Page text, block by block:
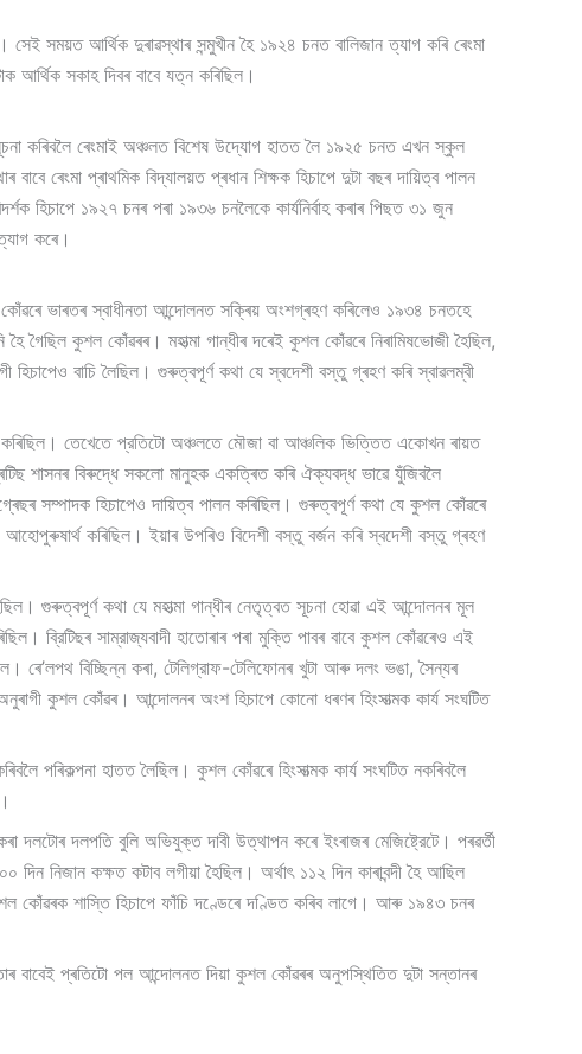
সময়ত আৰ্থিক দুৰাৱস্থাৰ সন্মুখীন হৈ ১৯২৪ চনত বালিজান ত্যাগ কৰি ৰেংমা
আৰ্থিক সকাহ দিবৰ বাবে যত্ন কৰিছিল।
কৰিবলৈ ৰেংমাই অঞ্চলত বিশেষ উদ্যোগ হাতত লৈ ১৯২৫ চনত এখন স্কুল
ৰেংমা প্ৰাথমিক বিদ্যালয়ত প্ৰধান শিক্ষক হিচাপে দুটা বছৰ দায়িত্ব পালন
হিচাপে ১৯২৭ চনৰ পৰা ১৯৩৬ চনলৈকে কাৰ্যনিৰ্বাহ কৰাৰ পিছত ৩১ জুন
কৰে।
ভাৰতৰ স্বাধীনতা আন্দোলনত সক্ৰিয় অংশগ্ৰহণ কৰিলেও ১৯৩৪ চনতহে
গৈছিল কুশল কোঁৱৰৰ। মহাত্মা গান্ধীৰ দৰেই কুশল কোঁৱৰে নিৰামিষভোজী হৈছিল,
বাচি লৈছিল। গুৰুত্বপূৰ্ণ কথা যে স্বদেশী বস্তু গ্ৰহণ কৰি স্বাৱলম্বী
কৰিছিল। তেখেতে প্রতিটো অঞ্চলতে মৌজা বা আঞ্চলিক ভিত্তিত একোখন ৰায়ত
শাসনৰ বিৰুদ্ধে সকলো মানুহক একত্ৰিত কৰি ঐক্যবদ্ধ ভাৱে যুঁজিবলৈ
সম্পাদক হিচাপেও দায়িত্ব পালন কৰিছিল। গুৰুত্বপূৰ্ণ কথা যে কুশল কোঁৱৰে
আহোপুৰুষাৰ্থ কৰিছিল। ইয়াৰ উপৰিও বিদেশী বস্তু বৰ্জন কৰি স্বদেশী বস্তু গ্ৰহণ
গুৰুত্বপূৰ্ণ কথা যে মহাত্মা গান্ধীৰ নেতৃত্বত সূচনা হোৱা এই আন্দোলনৰ মূল
ব্রিটিছৰ সাম্রাজ্যবাদী হাতোৰাৰ পৰা মুক্তি পাবৰ বাবে কুশল কোঁৱৰেও এই
ৰে’লপথ বিচ্ছিন্ন কৰা, টেলিগ্রাফ-টেলিফোনৰ খুটা আৰু দলং ভঙা, সৈন্যৰ
কুশল কোঁৱৰ। আন্দোলনৰ অংশ হিচাপে কোনো ধৰণৰ হিংসাত্মক কাৰ্য সংঘটিত
পৰিকল্পনা হাতত লৈছিল। কুশল কোঁৱৰে হিংসাত্মক কাৰ্য সংঘটিত নকৰিবলৈ
দলপতি বুলি অভিযুক্ত দাবী উত্থাপন কৰে ইংৰাজৰ মেজিষ্ট্রেটে। পৰৱৰ্তী
নিজান কক্ষত কটাব লগীয়া হৈছিল। অৰ্থাৎ ১১২ দিন কাৰাবন্দী হৈ আছিল
কোঁৱৰক শাস্তি হিচাপে ফাঁচি দণ্ডেৰে দণ্ডিত কৰিব লাগে। আৰু ১৯৪৩ চনৰ
বাবেই প্ৰতিটো পল আন্দোলনত দিয়া কুশল কোঁৱৰৰ অনুপস্থিতিত দুটা সন্তানৰ